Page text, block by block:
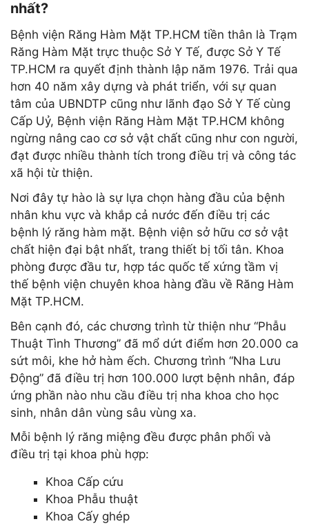
nhất?
Bệnh viện Răng Hàm Mặt TP.HCM tiền thân là Trạm
Răng Hàm Mặt trực thuộc Sở Y Tế, được Sở Y Tế
TP.HCM ra quyết định thành lập năm 1976. Trải qua
hơn 40 năm xây dựng và phát triển, với sự quan
tâm của UBNDTP cũng như lãnh đạo Sở Y Tế cùng
Cấp Uỷ, Bệnh viện Răng Hàm Mặt TP.HCM không
ngừng nâng cao cơ sở vật chất cũng như con người,
đạt được nhiều thành tích trong điều trị và công tác
xã hội từ thiện.
Nơi đây tự hào là sự lựa chọn hàng đầu của bệnh
nhân khu vực và khắp cả nước đến điều trị các
bệnh lý răng hàm mặt. Bệnh viện sở hữu cơ sở vật
chất hiện đại bật nhất, trang thiết bị tối tân. Khoa
phòng được đầu tư, hợp tác quốc tế xứng tầm vị
thế bệnh viện chuyên khoa hàng đầu về Răng Hàm
Mặt TP.HCM.
Bên cạnh đó, các chương trình từ thiện như “Phẫu
Thuật Tình Thương” đã mổ dứt điểm hơn 20.000 ca
sứt môi, khe hở hàm ếch. Chương trình “Nha Lưu
Động” đã điều trị hơn 100.000 lượt bệnh nhân, đáp
ứng phần nào nhu cầu điều trị nha khoa cho học
sinh, nhân dân vùng sâu vùng xa.
Mỗi bệnh lý răng miệng đều được phân phối và
điều trị tại khoa phù hợp:
Khoa Cấp cứu
Khoa Phẫu thuật
Khoa Cấy ghép